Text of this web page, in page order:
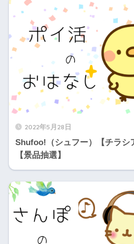
2022年5月28日
Shufoo!（シュフー）【チラシ
【景品抽選】